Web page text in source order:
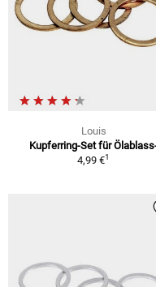
Louis
Kupferring-Set für
4,99 €1